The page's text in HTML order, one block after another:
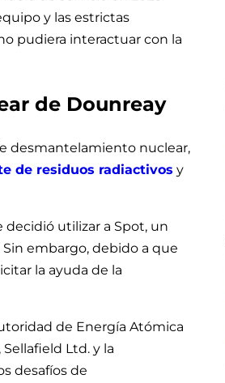
y las estrictas
pudiera interactuar con la
de Dounreay
desmantelamiento nuclear,
de residuos radiactivos y
decidió utilizar a Spot, un
embargo, debido a que
la ayuda de la
de Energía Atómica
Ltd. y la
desafíos de